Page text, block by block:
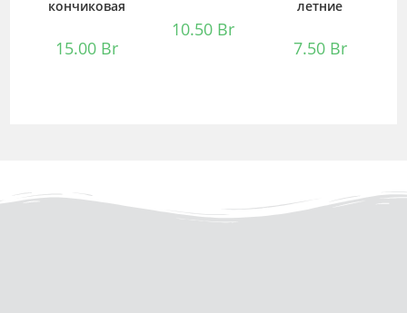
кончиковая
15.00 Br
10.50 Br
летние
7.50 Br